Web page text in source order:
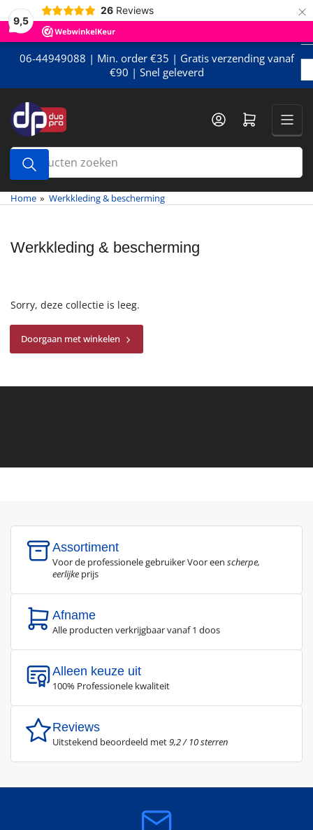
9,5
26 Reviews ×
Meteen
naar
de
content06-44949088 | Min. order €35 | Gratis verzending vanaf
€90 | Snel geleverd
Producten
zoeken
Mini-winkelwagen openen
Home » Werkkleding & bescherming
Werkkleding & bescherming
Sorry, deze collectie is leeg.
Doorgaan met winkelen
Assortiment
Voor de professionele gebruiker Voor een scherpe,
eerlijke prijs
Afname
Alle producten verkrijgbaar vanaf 1 doos
Alleen keuze uit
100% Professionele kwaliteit
Reviews
Uitstekend beoordeeld met9,2 / 10 sterren